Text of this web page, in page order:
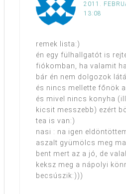
2011.
13:08
remek lista:)
én egy fülhallgatót is
fiókomban, ha valamit
bár én nem dolgozok
és nincs mellette főnök
és mivel nincs konyha
kicsit messzebb) ezért
tea is van:)
nasi : na igen
aszalt gyümölcs meg
bent mert az a jó, de
keksz meg a nápolyi
becsúszik:)))